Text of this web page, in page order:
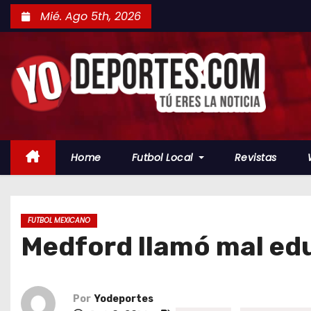
a
l
Mié. Ago 5th, 2026
Home Futbol Local Revistas
FUTBOL MEXICANO
Medford llamó mal
Por Yodeportes